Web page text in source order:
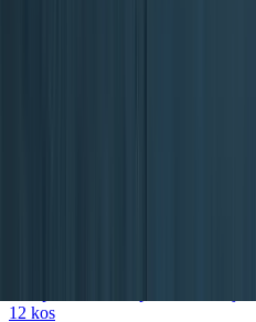
12 kos